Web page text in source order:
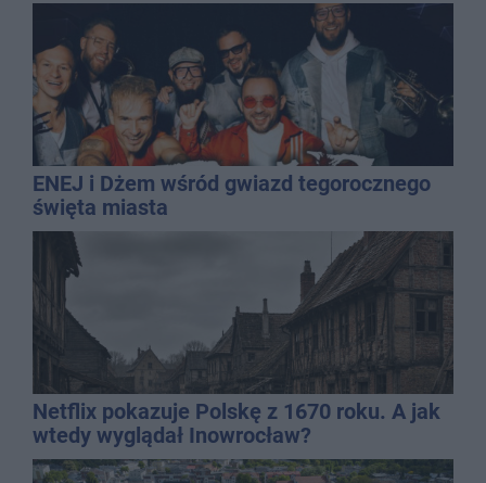
ENEJ i Dżem wśród gwiazd tegorocznego
święta miasta
Netflix pokazuje Polskę z 1670 roku. A jak
wtedy wyglądał Inowrocław?